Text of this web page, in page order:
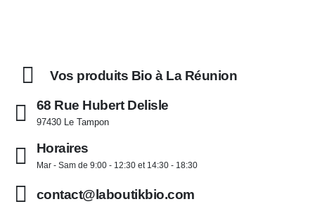
Vos produits Bio à La Réunion
68 Rue Hubert Delisle
97430 Le Tampon
Horaires
Mar - Sam de 9:00 - 12:30 et 14:30 - 18:30
contact@laboutikbio.com